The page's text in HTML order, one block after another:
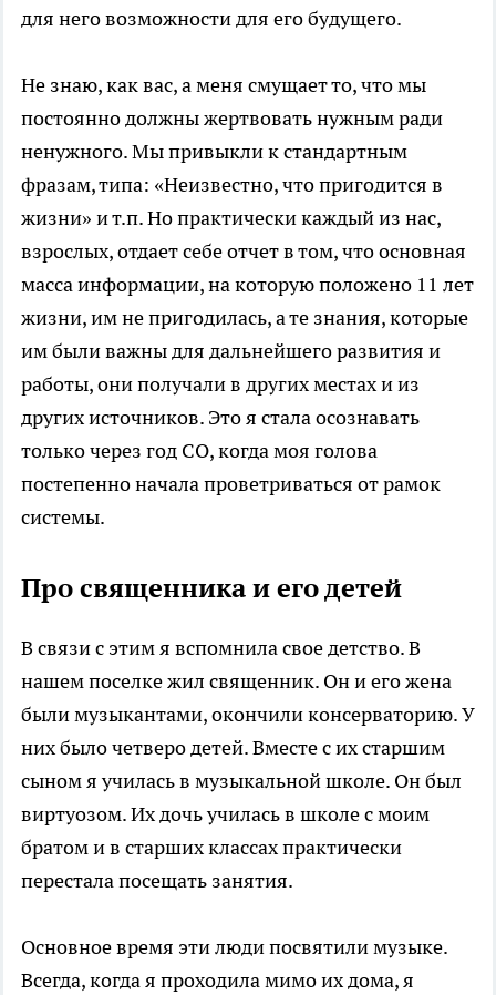
для него возможности для его будущего.
Не знаю, как вас, а меня смущает то, что мы
постоянно должны жертвовать нужным ради
ненужного. Мы привыкли к стандартным
фразам, типа: «Неизвестно, что пригодится в
жизни» и т.п. Но практически каждый из нас,
взрослых, отдает себе отчет в том, что основная
масса информации, на которую положено 11 лет
жизни, им не пригодилась, а те знания, которые
им были важны для дальнейшего развития и
работы, они получали в других местах и из
других источников. Это я стала осознавать
только через год СО, когда моя голова
постепенно начала проветриваться от рамок
системы.
Про священника и его детей
В связи с этим я вспомнила свое детство. В
нашем поселке жил священник. Он и его жена
были музыкантами, окончили консерваторию. У
них было четверо детей. Вместе с их старшим
сыном я училась в музыкальной школе. Он был
виртуозом. Их дочь училась в школе с моим
братом и в старших классах практически
перестала посещать занятия.
Основное время эти люди посвятили музыке.
Всегда, когда я проходила мимо их дома, я